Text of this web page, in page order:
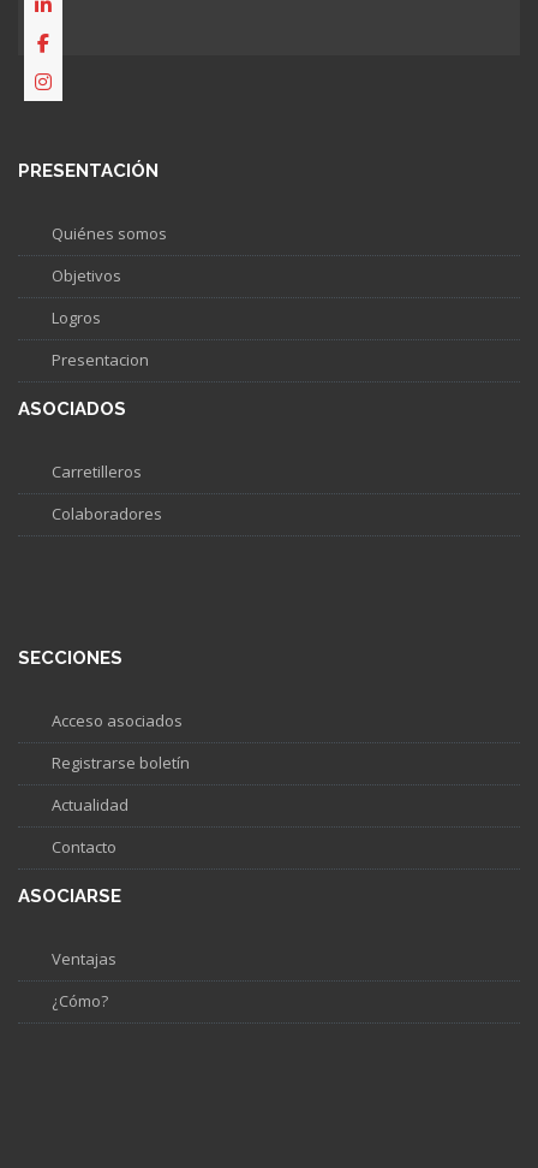
PRESENTACIÓN
Quiénes somos
Objetivos
Logros
Presentacion
ASOCIADOS
Carretilleros
Colaboradores
SECCIONES
Acceso asociados
Registrarse boletín
Actualidad
Contacto
ASOCIARSE
Ventajas
¿Cómo?